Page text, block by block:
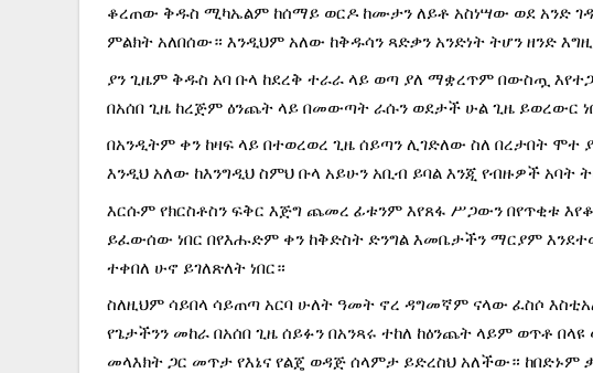
ቆረጠው ቅዱስ ሚካኤልም ከሰማይ ወርዶ ከሙታን ለይቶ አስነሣው ወደ አንድ
ምልክት አለበሰው። እንዲህም አለው ከቅዱሳን ጻድቃን አንድነት ትሆን ዘንድ
ያን ጊዜም ቅዱስ አባ ቡላ ከደረቅ ተራራ ላይ ወጣ ያለ ማቋረጥም በውስጧ
በአሰበ ጊዜ ከረጅም ዕንጨት ላይ በመውጣት ራሱን ወደታች ሁል ጊዜ ይወረውር
በአንዲትም ቀን ከዛፍ ላይ በተወረወረ ጊዜ ሰይጣን ሊገድለው ስለ በረታበት
እንዲህ አለው ከእንግዲህ ስምህ ቡላ አይሁን አቢብ ይባል እንጂ የብዙዎች አባት
እርሱም የክርስቶስን ፍቅር እጅግ ጨመረ ፊቱንም እየጸፋ ሥጋውን በየጥቂቱ
ይፈውሰው ነበር በየእሑድም ቀን ከቅድስት ድንግል እመቤታችን ማርያም
ተቀበለ ሁኖ ይገለጽለት ነበር።
ስለዚህም ሳይበላ ሳይጠጣ አርባ ሁለት ዓመት ኖረ ዳግመኛም ናላው ፈስሶ
የጌታችንን መከራ በአሰበ ጊዜ ሰይፉን በአንጻሩ ተከለ ከዕንጨት ላይም ወጥቶ
መላእክት ጋር መጥታ የእኔና የልጄ ወዳጅ ሰላምታ ይድረስህ አለችው።